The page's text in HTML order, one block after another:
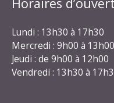
Lundi : 13h30 à 17h30
Mercredi : 9h00 à 13h00
Jeudi : de 9h00 à 12h00
Vendredi : 13h30 à